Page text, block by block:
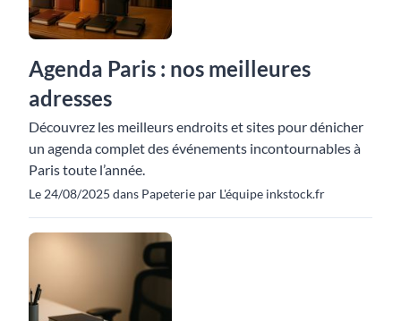
Agenda Paris : nos meilleures
adresses
Découvrez les meilleurs endroits et sites pour dénicher
un agenda complet des événements incontournables à
Paris toute l’année.
Le 24/08/2025 dans Papeterie par L'équipe inkstock.fr